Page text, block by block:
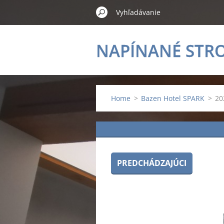
NAPÍNANÉ
Home > Bazen Hotel SPARK >
PREDCHÁDZAJÚCI